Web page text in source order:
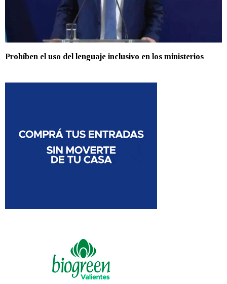
Prohíben el uso del lenguaje inclusivo en los ministerios